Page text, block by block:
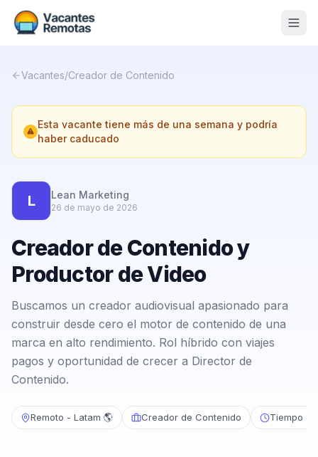
Nosotros
Contacto
Calculadora Freelance
Vacantes/Creador de Contenido
Esta vacante tiene más de una semana y podría
haber caducado
L Lean Marketing
26 de mayo de 2026
Creador de Contenido y
Productor de Video
Buscamos un creador audiovisual apasionado para
construir desde cero el motor de contenido de una
marca en alto rendimiento. Rol híbrido con viajes
pagos y oportunidad de crecer a Director de
Contenido.
Remoto - Latam 🌎 Creador de Contenido Tiempo